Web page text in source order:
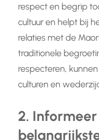
respect en begrip
cultuur en helpt bij
relaties met de
traditionele
respecteren,
culturen en
2.